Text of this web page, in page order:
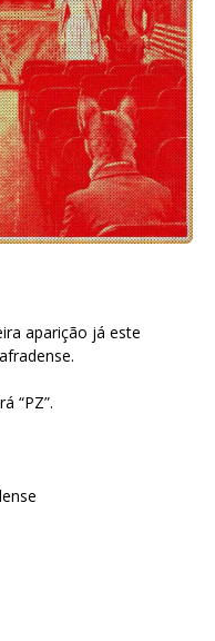
aparição já este
“PZ”.